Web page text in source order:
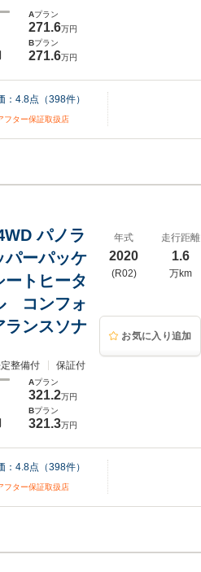
Aプラン
271.6万円
Bプラン
271.6万円
： 4.8点（398件）
フター保証取扱店
パノラ
ーパッケ
トヒータ
コンフォ
ンスソナ
整備付 保証付
Aプラン
321.2万円
Bプラン
321.3万円
年式
2020
(R02)
走行距離
1.6
万km
お気に入り追加
： 4.8点（398件）
フター保証取扱店